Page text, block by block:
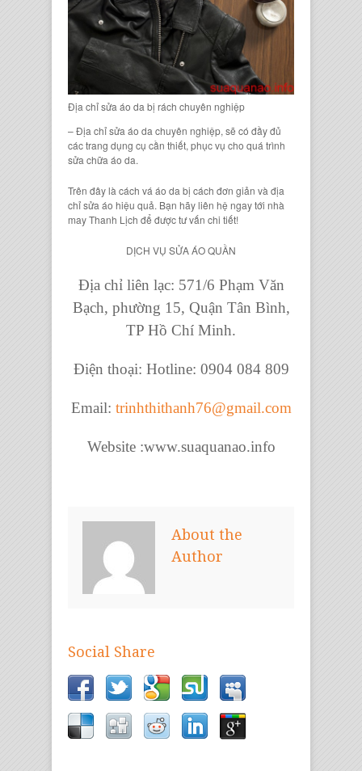
Địa chỉ sửa áo da bị rách chuyên nghiệp
– Địa chỉ sửa áo da chuyên nghiệp, sẽ có đầy đủ
các trang dụng cụ cần thiết, phục vụ cho quá trình
sửa chữa áo da.
Trên đây là cách vá áo da bị cách đơn giản và địa
chỉ sửa áo hiệu quả. Bạn hãy liên hệ ngay tới nhà
may Thanh Lịch để được tư vấn chi tiết!
DỊCH VỤ SỬA ÁO QUẦN
Địa chỉ liên lạc: 571/6 Phạm Văn
Bạch, phường 15, Quận Tân Bình,
TP Hồ Chí Minh.
Điện thoại: Hotline: 0904 084 809
Email: trinhthithanh76@gmail.com
Website :www.suaquanao.info
About the
Author
Social Share